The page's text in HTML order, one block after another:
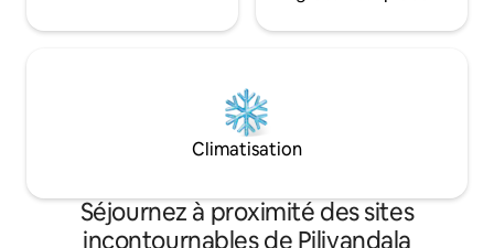
Climatisation
Séjournez à proximité des sites
incontournables de Piliyandala